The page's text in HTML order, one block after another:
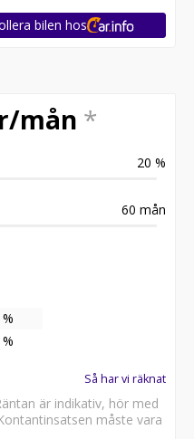
100 mils
möjlighet att köpa
samt ett erbjudande på
eller
kortbetalning till
bibehålla attraktiva
bilen hos
mån *
20 %
60 mån
%
Så har vi räknat
är indikativ, hör med
måste vara